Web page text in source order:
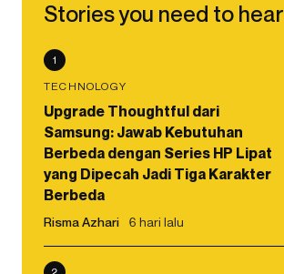
Stories you need to hear
1
TECHNOLOGY
Upgrade Thoughtful dari
Samsung: Jawab Kebutuhan
Berbeda dengan Series HP Lipat
yang Dipecah Jadi Tiga Karakter
Berbeda
Risma Azhari 6 hari lalu